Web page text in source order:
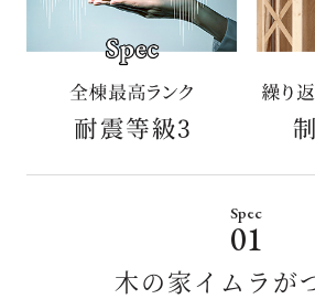
Spec
01
木の家イムラが